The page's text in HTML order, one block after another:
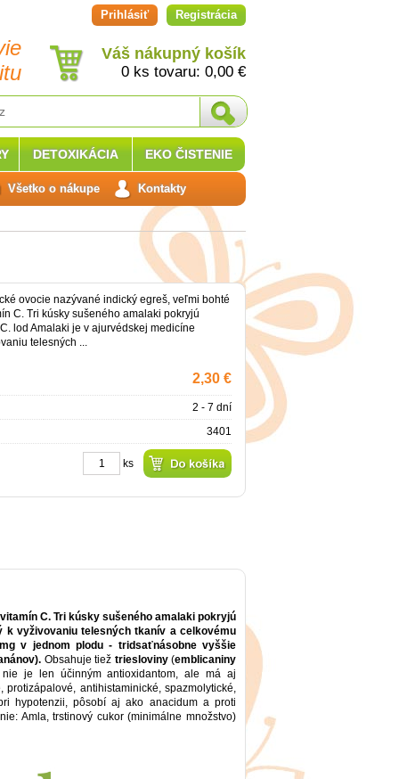
Prihlásiť Registrácia
Váš nákupný košík
0 ks tovaru: 0,00 €
ovocie nazývané indický egreš, veľmi bohté
C. Tri kúsky sušeného amalaki pokryjú
lod Amalaki je v ajurvédskej medicíne
telesných ...
2,30 €
2 - 7 dní
3401
ks
C. Tri kúsky sušeného amalaki pokryjú
k vyživovaniu telesných tkanív a celkovému
v jednom plodu - tridsaťnásobne vyššie
Obsahuje tiež triesloviny(emblicaniny
nie je len účinným antioxidantom, ale má aj
protizápalové, antihistaminické, spazmolytické,
hypotenzii, pôsobí aj ako anacidum a proti
Amla, trstinový cukor (minimálne množstvo)
DETOXIKÁCIA EKO ČISTENIE
Všetko o nákupe Kontakty